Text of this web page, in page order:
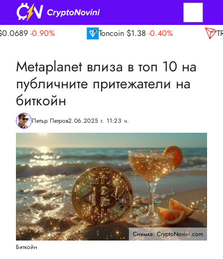
Toncoin $1.38 -0.40% TRON $0.33 -
Metaplanet влиза в топ 10 на
публичните притежатели на
биткойн
Петър Петров2.06.2025 г. 11:23 ч.
Снимка: CryptoNovini.com
Биткойн